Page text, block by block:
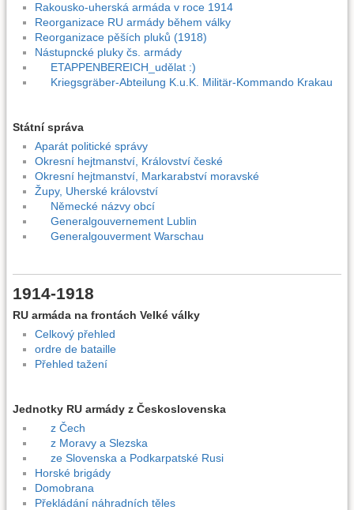
Rakousko-uherská armáda v roce 1914
Reorganizace RU armády během války
Reorganizace pěších pluků (1918)
Nástupncké pluky čs. armády
ETAPPENBEREICH_udělat :)
Kriegsgräber-Abteilung K.u.K. Militär-Kommando Krakau
Státní správa
Aparát politické správy
Okresní hejtmanství, Království české
Okresní hejtmanství, Markarabství moravské
Župy, Uherské království
Německé názvy obcí
Generalgouvernement Lublin
Generalgouverment Warschau
1914-1918
RU armáda na frontách Velké války
Celkový přehled
ordre de bataille
Přehled tažení
Jednotky RU armády z Československa
z Čech
z Moravy a Slezska
ze Slovenska a Podkarpatské Rusi
Horské brigády
Domobrana
Překládání náhradních těles